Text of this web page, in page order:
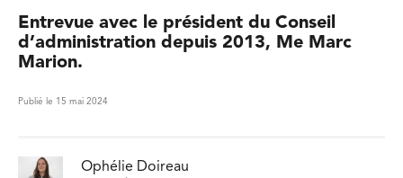
Entrevue avec le président du Conseil
d’administration depuis 2013, Me Marc
Marion.
Publié le 15 mai 2024
Ophélie Doireau